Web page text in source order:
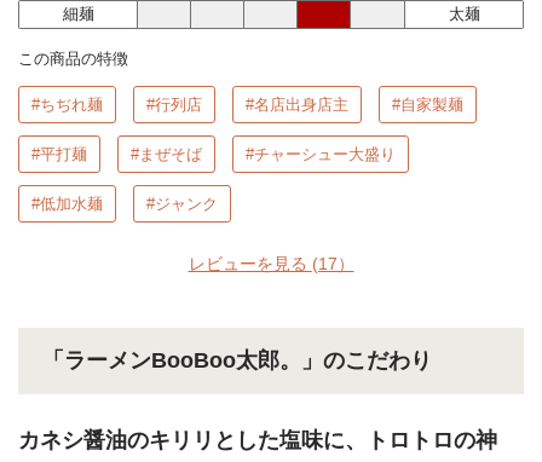
細麺 太麺
この商品の特徴
#ちぢれ麺 #行列店 #名店出身店主 #自家製麺
#平打麺 #まぜそば #チャーシュー大盛り
#低加水麺 #ジャンク
レビューを見る (17）
「ラーメンBooBoo太郎。」のこだわり
カネシ醤油のキリリとした塩味に、トロトロの神